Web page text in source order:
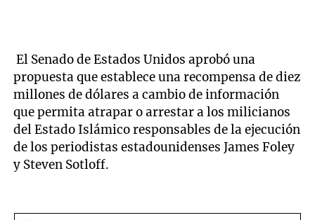
El Senado de Estados Unidos aprobó una
propuesta que establece una recompensa de diez
millones de dólares a cambio de información
que permita atrapar o arrestar a los milicianos
del Estado Islámico responsables de la ejecución
de los periodistas estadounidenses James Foley
y Steven Sotloff.